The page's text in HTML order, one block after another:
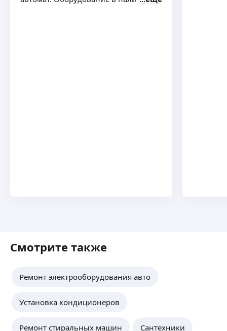
Смотрите также
Ремонт электрооборудования авто
Установка кондиционеров
Ремонт стиральных машин Сантехники